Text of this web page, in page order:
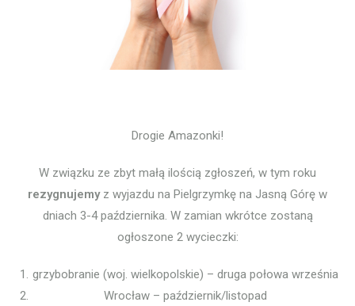
Drogie Amazonki!
W związku ze zbyt małą ilością zgłoszeń, w tym roku
rezygnujemyz wyjazdu na Pielgrzymkę na Jasną Górę w
dniach 3-4 października. W zamian wkrótce zostaną
ogłoszone 2 wycieczki:
grzybobranie (woj. wielkopolskie) – druga połowa września
Wrocław – październik/listopad